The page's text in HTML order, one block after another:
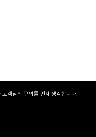
객님의 편의를 먼저 생각합니다.